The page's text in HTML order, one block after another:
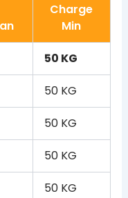
Charge
Min
50 KG
50 KG
50 KG
50 KG
50 KG